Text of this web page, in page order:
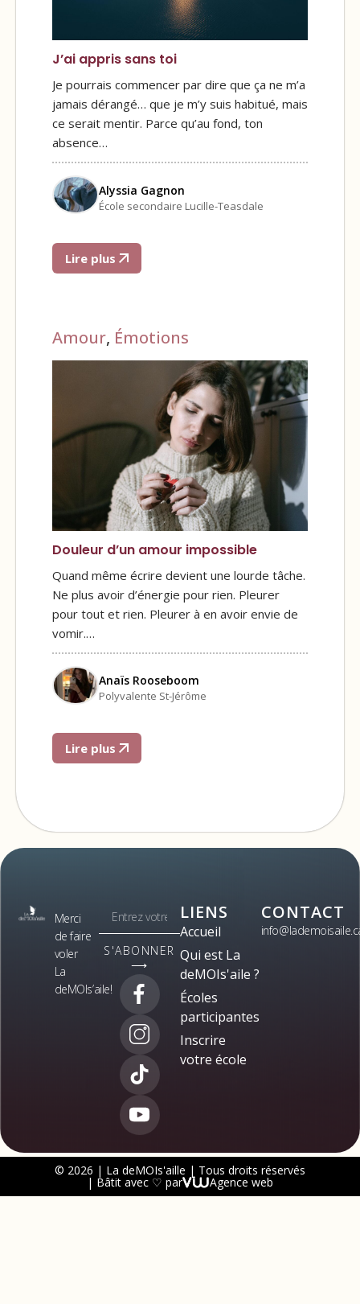
J’ai appris sans toi
Je pourrais commencer par dire que ça ne m’a
jamais dérangé… que je m’y suis habitué, mais
ce serait mentir. Parce qu’au fond, ton
absence…
Alyssia Gagnon
École secondaire Lucille-Teasdale
Lire plus
Amour, Émotions
Douleur d’un amour impossible
Quand même écrire devient une lourde tâche.
Ne plus avoir d’énergie pour rien. Pleurer
pour tout et rien. Pleurer à en avoir envie de
vomir.…
Anaïs Rooseboom
Polyvalente St-Jérôme
Lire plus
Merci
de faire
voler
La
deMOIs’aile!
S'ABONNER
⟶
LIENS
Accueil
Qui est La
deMOIs'aile ?
Écoles
participantes
Inscrire
votre école
CONTACT
© 2026 | La deMOIs'aille | Tous droits réservés
| Bâtit avec ♡ par Agence web